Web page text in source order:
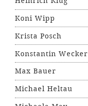
Koni Wipp
Krista Posch
Konstantin Wecker
Max Bauer
Michael Heltau